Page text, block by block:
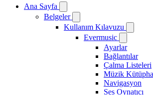
Ana Sayfa
Belgeler
Kullanım Kılavuzu
Evermusic
Ayarlar
Bağlantılar
Çalma Listeleri
Müzik
Navigasyon
Ses Oynatıcı